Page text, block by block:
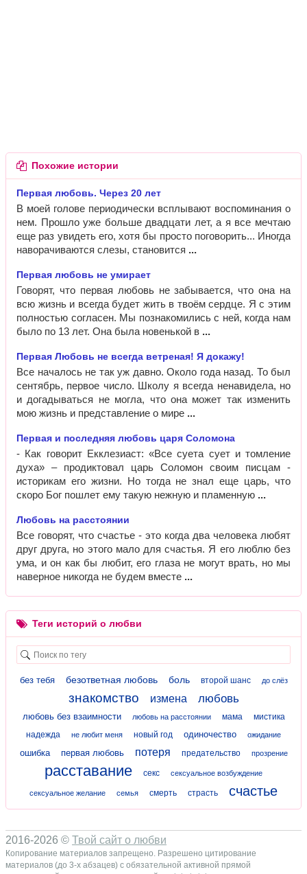
Похожие истории
Первая любовь. Через 20 лет
В моей голове периодически всплывают воспоминания о
нем. Прошло уже больше двадцати лет, а я все мечтаю
еще раз увидеть его, хотя бы просто поговорить... Иногда
наворачиваются слезы, становится
Первая любовь не умирает
Говорят, что первая любовь не забывается, что она на
всю жизнь и всегда будет жить в твоём сердце. Я с этим
полностью согласен. Мы познакомились с ней, когда нам
было по 13 лет. Она была новенькой в
Первая Любовь не всегда ветреная! Я докажу!
Все началось не так уж давно. Около года назад. То был
сентябрь, первое число. Школу я всегда ненавидела, но
и догадываться не могла, что она может так изменить
мою жизнь и представление о мире
Первая и последняя любовь царя Соломона
- Как говорит Екклезиаст: «Все суета сует и томление
духа» – продиктовал царь Соломон своим писцам -
историкам его жизни. Но тогда не знал еще царь, что
скоро Бог пошлет ему такую нежную и пламенную
Любовь на расстоянии
Все говорят, что счастье - это когда два человека любят
друг друга, но этого мало для счастья. Я его люблю без
ума, и он как бы любит, его глаза не могут врать, но мы
наверное никогда не будем вместе
Теги историй о любви
без тебя безответная любовь боль второй шанс до слёз
знакомство измена любовь
любовь без взаимности любовь на расстоянии мама
мистика
надежда
не любит меня новый год одиночество ожидание
ошибка первая любовь потеря предательство прозрение
расставание секс сексуальное возбуждение
сексуальное желание семья смерть страсть счастье
2016-2026 © Твой сайт о любви
Копирование материалов запрещено. Разрешено цитирование
материалов (до 3-х абзацев) с обязательной активной прямой